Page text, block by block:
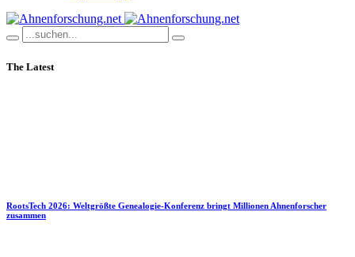
The Latest
RootsTech 2026: Weltgrößte Genealogie-Konferenz bringt Millionen Ahnenforscher
zusammen